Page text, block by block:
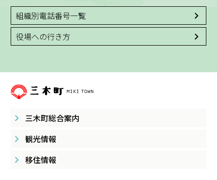
組織別電話番号一覧
役場への行き方
三木町総合案内
観光情報
移住情報